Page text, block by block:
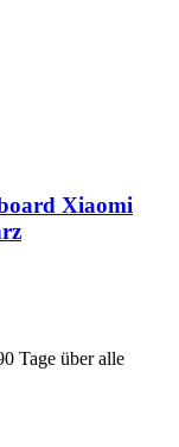
Xiaomi
Tage über alle